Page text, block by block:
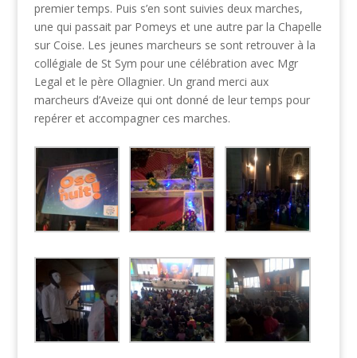
premier temps. Puis s’en sont suivies deux marches,
une qui passait par Pomeys et une autre par la Chapelle
sur Coise. Les jeunes marcheurs se sont retrouver à la
collégiale de St Sym pour une célébration avec Mgr
Legal et le père Ollagnier. Un grand merci aux
marcheurs d’Aveize qui ont donné de leur temps pour
repérer et accompagner ces marches.